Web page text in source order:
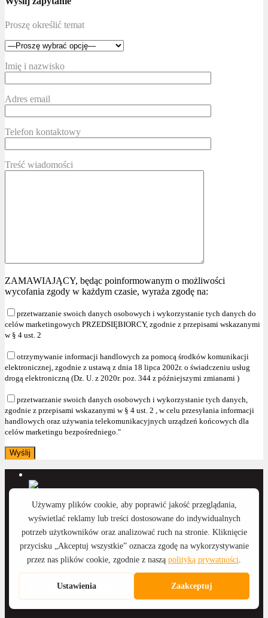
Proszę określić temat
Imię i nazwisko
Adres email
Telefon kontaktowy
Treść wiadomości
ZAMAWIAJĄCY, będąc poinformowanym o możliwości
wycofania zgody w każdym czasie, wyraża zgodę na:
przetwarzanie swoich danych osobowych i wykorzystanie tych danych do
celów marketingowych PRZEDSIĘBIORCY, zgodnie z przepisami wskazanymi
w § 4 ust. 2
otrzymywanie informacji handlowych za pomocą środków komunikacji
elektronicznej, zgodnie z ustawą z dnia 18 lipca 2002r. o świadczeniu usług
drogą elektroniczną (Dz. U. z 2020r. poz. 344 z późniejszymi zmianami )
przetwarzanie swoich danych osobowych i wykorzystanie tych danych,
zgodnie z przepisami wskazanymi w § 4 ust. 2 , w celu przesyłania informacji
handlowych oraz używania telekomunikacyjnych urządzeń końcowych dla
celów marketingu bezpośredniego."
Anna Wyka
Katarzyna Witkowska